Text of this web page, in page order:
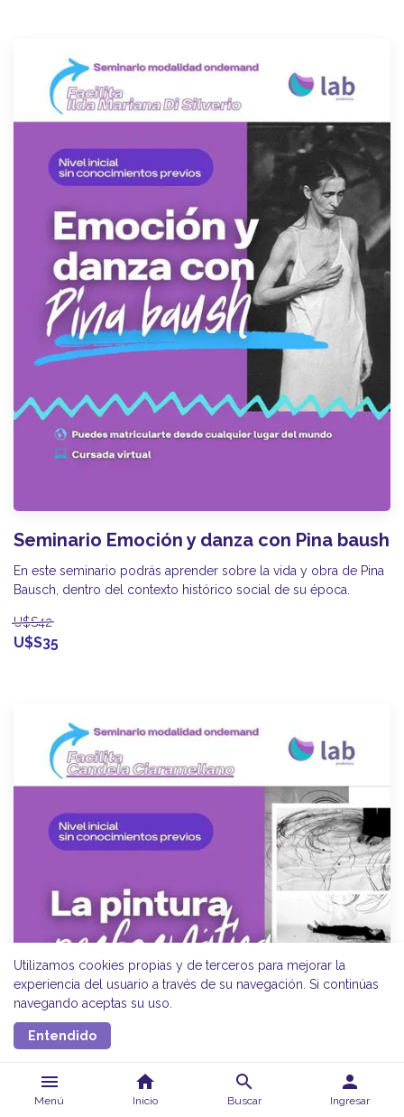
menu
Menú
home
Inicio
search
Buscar
person
Ingresar
Seminario Emoción y danza con Pina baush
En este seminario podrás aprender sobre la vida y obra de Pina
Bausch, dentro del contexto histórico social de su época.
U$S42
U$S35
Utilizamos cookies propias y de terceros para mejorar la
experiencia del usuario a través de su navegación. Si continúas
navegando aceptas su uso.
Entendido